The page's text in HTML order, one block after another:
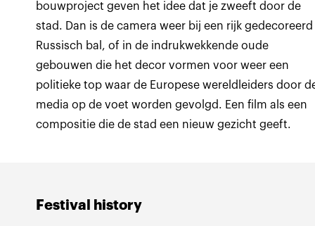
Festival history
bouwproject geven het idee dat je zweeft door de
stad. Dan is de camera weer bij een rijk gedecoreerd
Russisch bal, of in de indrukwekkende oude
gebouwen die het decor vormen voor weer een
politieke top waar de Europese wereldleiders door
media op de voet worden gevolgd. Een film als een
compositie die de stad een nieuw gezicht geeft.